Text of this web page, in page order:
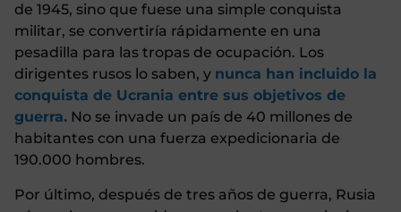
de 1945, sino que fuese una simple conquista
militar, se convertiría rápidamente en una
pesadilla para las tropas de ocupación. Los
dirigentes rusos lo saben, y nunca han incluido la
conquista de Ucrania entre sus objetivos de
guerra. No se invade un país de 40 millones de
habitantes con una fuerza expedicionaria de
190.000 hombres.
Por último, después de tres años de guerra, Rusia